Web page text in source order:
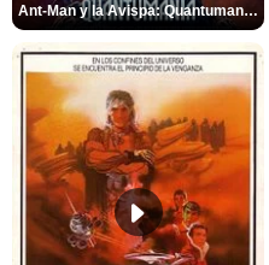
Ant-Man y la Avispa: Quantumanía Tráiler (2)